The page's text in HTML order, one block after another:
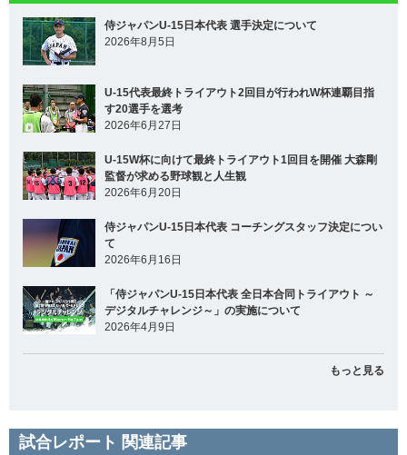
侍ジャパンU-15日本代表 選手決定について
2026年8月5日
U-15代表最終トライアウト2回目が行われW杯連覇目指
す20選手を選考
2026年6月27日
U-15W杯に向けて最終トライアウト1回目を開催 大森剛
監督が求める野球観と人生観
2026年6月20日
侍ジャパンU-15日本代表 コーチングスタッフ決定につい
て
2026年6月16日
「侍ジャパンU-15日本代表 全日本合同トライアウト ～
デジタルチャレンジ～」の実施について
2026年4月9日
もっと見る
試合レポート 関連記事